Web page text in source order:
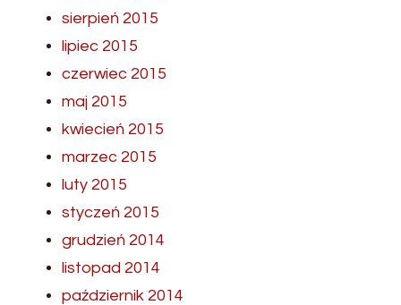
sierpień 2015
lipiec 2015
czerwiec 2015
maj 2015
kwiecień 2015
marzec 2015
luty 2015
styczeń 2015
grudzień 2014
listopad 2014
październik 2014